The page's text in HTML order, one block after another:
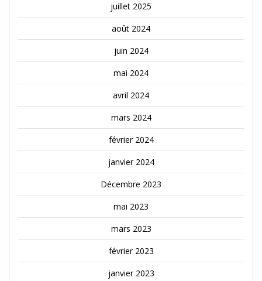
juillet 2025
août 2024
juin 2024
mai 2024
avril 2024
mars 2024
février 2024
janvier 2024
Décembre 2023
mai 2023
mars 2023
février 2023
janvier 2023